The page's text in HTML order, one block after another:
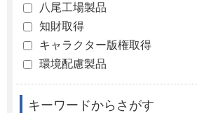
八尾工場製品
知財取得
キャラクター版権取得
環境配慮製品
キーワードからさがす